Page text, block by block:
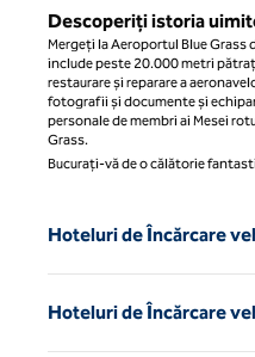
Descoperiți istoria
Mergeți la Aeroportul Blue Grass
include peste 20.000 metri
restaurare și reparare a
fotografii și documente și
personale de membri ai Mesei
Grass.
Bucurați-vă de o călătorie
Hoteluri de Încărcare
Hoteluri de Încărcare